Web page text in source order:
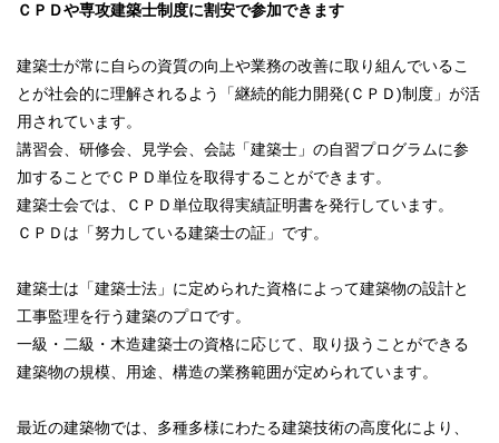
ＣＰＤや専攻建築士制度に割安で参加できます
建築士が常に自らの資質の向上や業務の改善に取り組んでいるこ
とが社会的に理解されるよう「継続的能力開発(ＣＰＤ)制度」が活
用されています。
講習会、研修会、見学会、会誌「建築士」の自習プログラムに参
加することでＣＰＤ単位を取得することができます。
建築士会では、ＣＰＤ単位取得実績証明書を発行しています。
ＣＰＤは「努力している建築士の証」です。
建築士は「建築士法」に定められた資格によって建築物の設計と
工事監理を行う建築のプロです。
一級・二級・木造建築士の資格に応じて、取り扱うことができる
建築物の規模、用途、構造の業務範囲が定められています。
最近の建築物では、多種多様にわたる建築技術の高度化により、